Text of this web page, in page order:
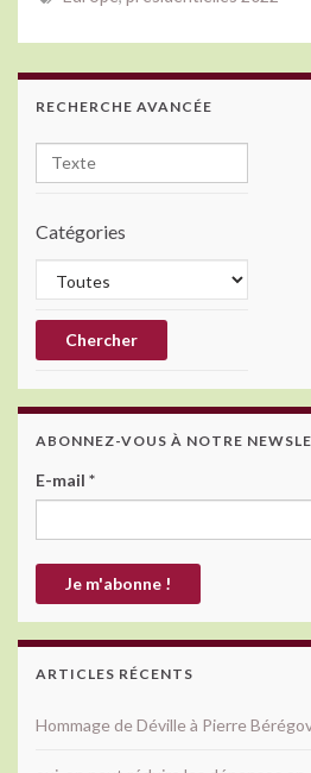
b
o
o
er dI
n
RECHERCHE AVANCÉE
Catégories
ABONNEZ-VOUS À NOTRE
E-mail *
ARTICLES RÉCENTS
Hommage de Déville à Pierre